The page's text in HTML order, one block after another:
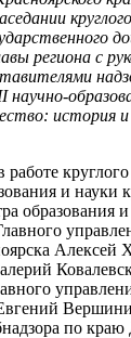
региона с
научно-
история
работе
и науки
образования
по